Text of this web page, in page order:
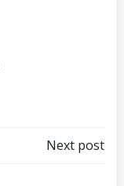
Next post